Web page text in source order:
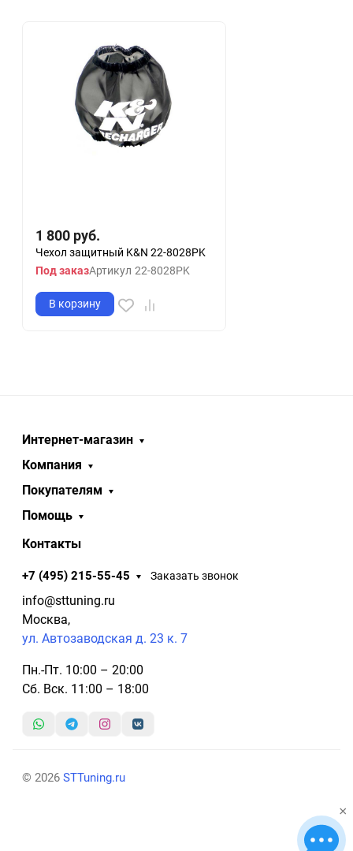
1 800 руб.
Чехол защитный K&N 22-8028PK
Под заказАртикул 22-8028PK
В корзину
Интернет-магазин
Компания
Покупателям
Помощь
Контакты
+7 (495) 215-55-45 Заказать звонок
info@sttuning.ru
Москва,
ул. Автозаводская д. 23 к. 7
Пн.-Пт. 10:00 – 20:00
Сб. Вск. 11:00 – 18:00
© 2026 STTuning.ru
×